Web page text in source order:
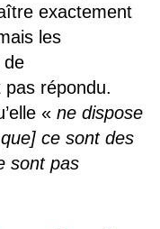
exactement
les
de
pas répondu.
« ne dispose
ce sont des
sont pas